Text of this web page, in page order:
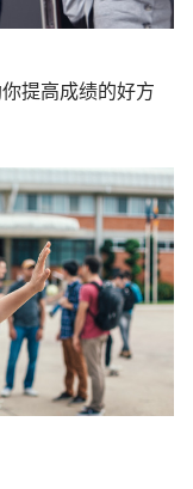
提高成绩的好方